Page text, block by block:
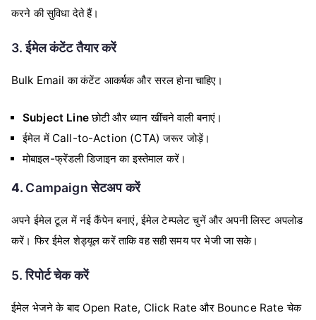
करने की सुविधा देते हैं।
3. ईमेल कंटेंट तैयार करें
Bulk Email का कंटेंट आकर्षक और सरल होना चाहिए।
Subject Lineछोटी और ध्यान खींचने वाली बनाएं।
ईमेल में Call-to-Action (CTA) जरूर जोड़ें।
मोबाइल-फ्रेंडली डिजाइन का इस्तेमाल करें।
4. Campaign सेटअप करें
अपने ईमेल टूल में नई कैंपेन बनाएं, ईमेल टेम्पलेट चुनें और अपनी लिस्ट अपलोड
करें। फिर ईमेल शेड्यूल करें ताकि वह सही समय पर भेजी जा सके।
5. रिपोर्ट चेक करें
ईमेल भेजने के बाद Open Rate, Click Rate और Bounce Rate चेक